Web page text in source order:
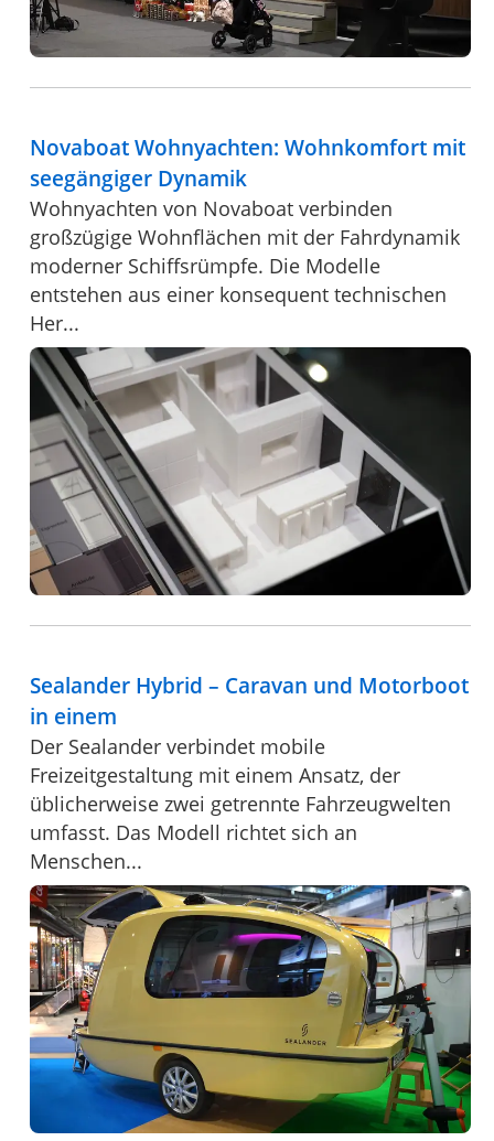
Novaboat Wohnyachten: Wohnkomfort mit
seegängiger Dynamik
Wohnyachten von Novaboat verbinden
großzügige Wohnflächen mit der Fahrdynamik
moderner Schiffsrümpfe. Die Modelle
entstehen aus einer konsequent technischen
Her...
Sealander Hybrid – Caravan und Motorboot
in einem
Der Sealander verbindet mobile
Freizeitgestaltung mit einem Ansatz, der
üblicherweise zwei getrennte Fahrzeugwelten
umfasst. Das Modell richtet sich an
Menschen...